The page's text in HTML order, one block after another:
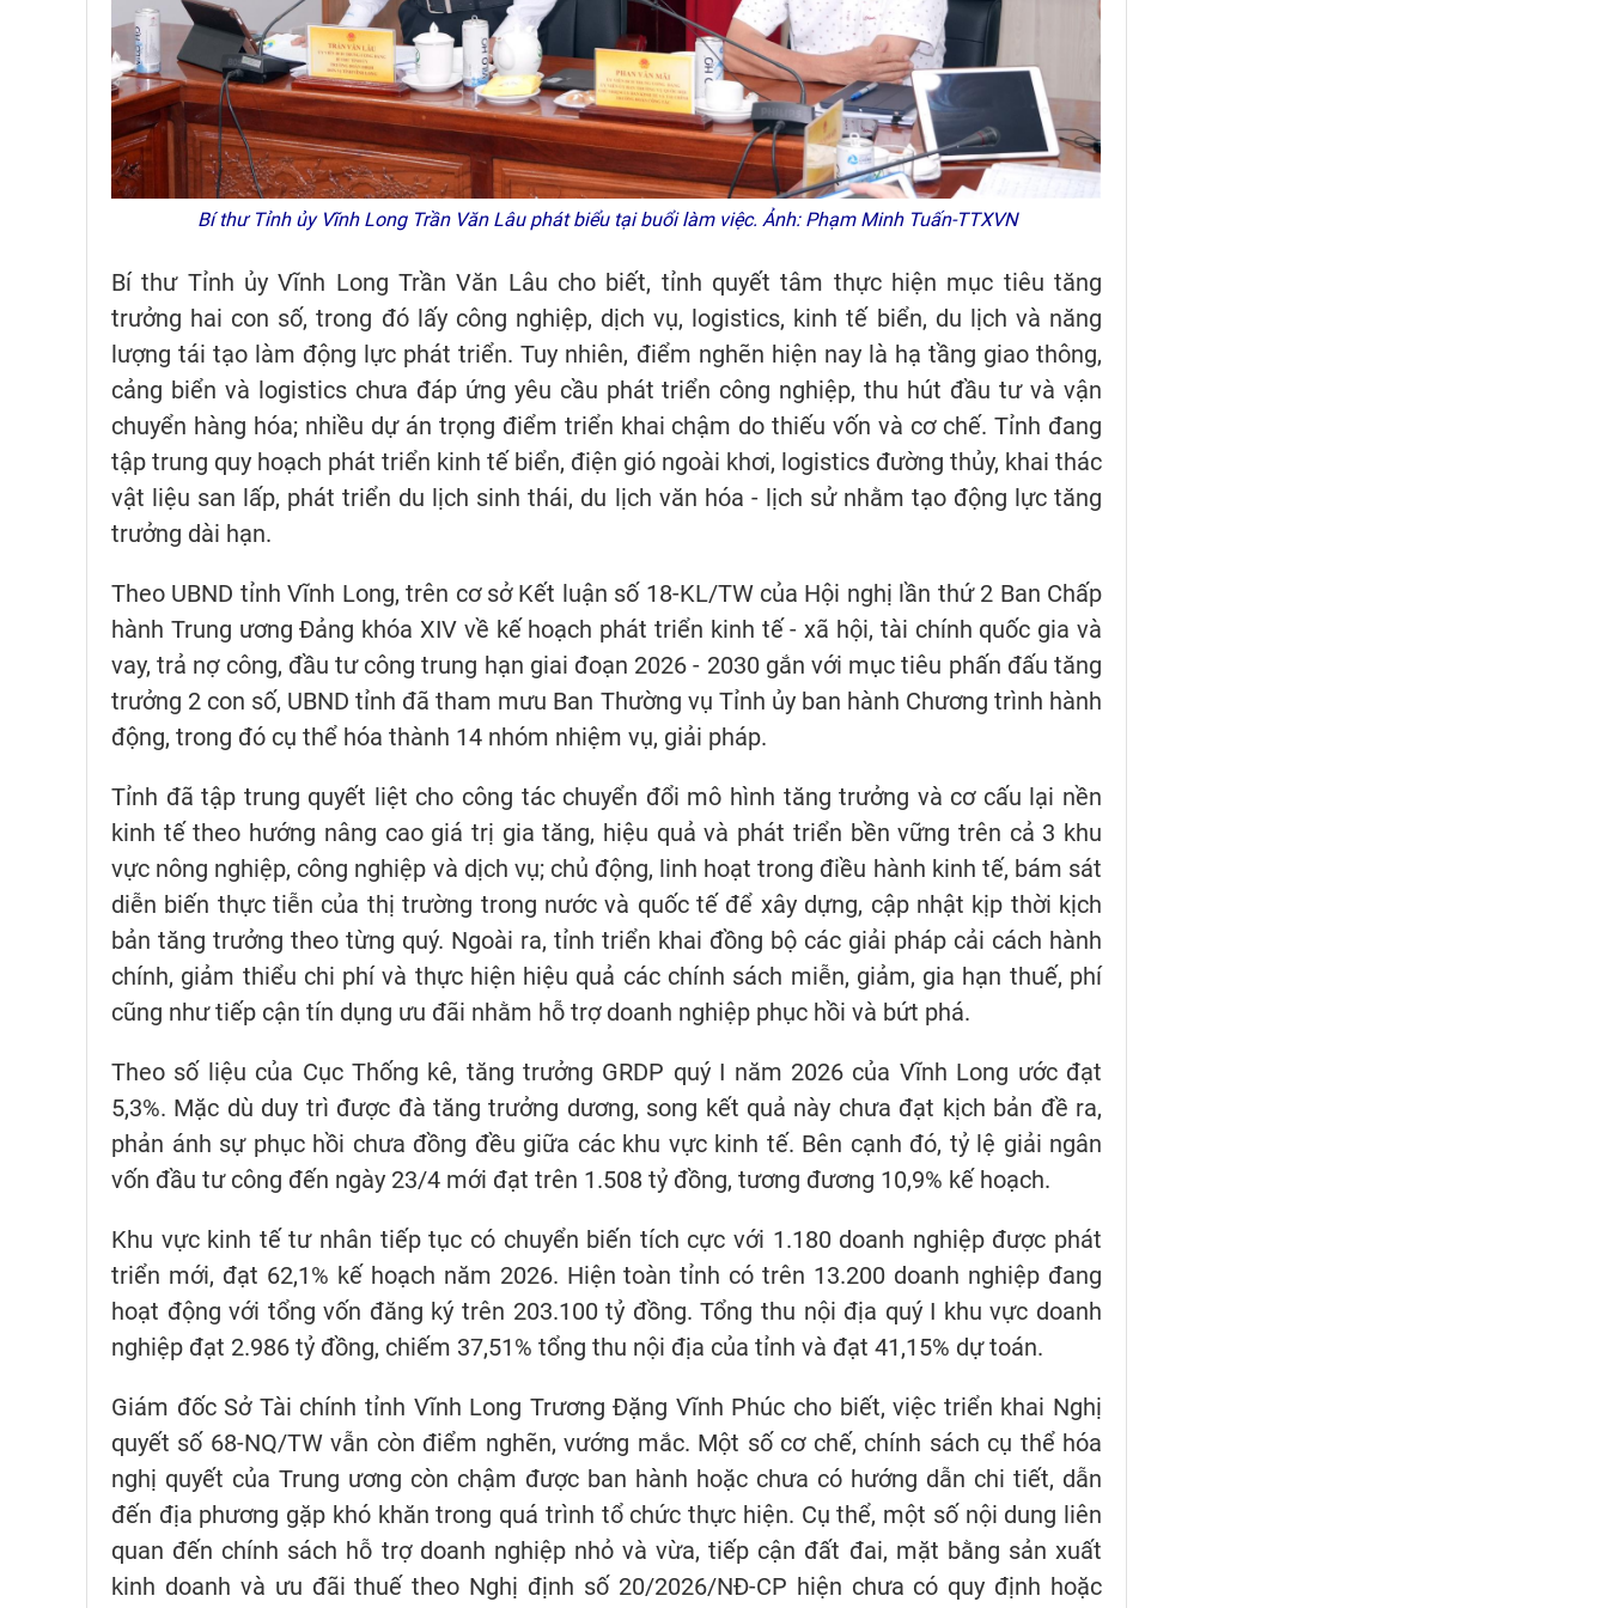
Bí thư Tỉnh ủy Vĩnh Long Trần Văn Lâu phát biểu tại buổi làm việc. Ảnh: Phạm Minh Tuấn-TTXVN
Bí thư Tỉnh ủy Vĩnh Long Trần Văn Lâu cho biết, tỉnh quyết tâm thực hiện mục tiêu tăng
trưởng hai con số, trong đó lấy công nghiệp, dịch vụ, logistics, kinh tế biển, du lịch và năng
lượng tái tạo làm động lực phát triển. Tuy nhiên, điểm nghẽn hiện nay là hạ tầng giao thông,
cảng biển và logistics chưa đáp ứng yêu cầu phát triển công nghiệp, thu hút đầu tư và vận
chuyển hàng hóa; nhiều dự án trọng điểm triển khai chậm do thiếu vốn và cơ chế. Tỉnh đang
tập trung quy hoạch phát triển kinh tế biển, điện gió ngoài khơi, logistics đường thủy, khai thác
vật liệu san lấp, phát triển du lịch sinh thái, du lịch văn hóa - lịch sử nhằm tạo động lực tăng
trưởng dài hạn.
Theo UBND tỉnh Vĩnh Long, trên cơ sở Kết luận số 18-KL/TW của Hội nghị lần thứ 2 Ban Chấp
hành Trung ương Đảng khóa XIV về kế hoạch phát triển kinh tế - xã hội, tài chính quốc gia và
vay, trả nợ công, đầu tư công trung hạn giai đoạn 2026 - 2030 gắn với mục tiêu phấn đấu tăng
trưởng 2 con số, UBND tỉnh đã tham mưu Ban Thường vụ Tỉnh ủy ban hành Chương trình hành
động, trong đó cụ thể hóa thành 14 nhóm nhiệm vụ, giải pháp.
Tỉnh đã tập trung quyết liệt cho công tác chuyển đổi mô hình tăng trưởng và cơ cấu lại nền
kinh tế theo hướng nâng cao giá trị gia tăng, hiệu quả và phát triển bền vững trên cả 3 khu
vực nông nghiệp, công nghiệp và dịch vụ; chủ động, linh hoạt trong điều hành kinh tế, bám sát
diễn biến thực tiễn của thị trường trong nước và quốc tế để xây dựng, cập nhật kịp thời kịch
bản tăng trưởng theo từng quý. Ngoài ra, tỉnh triển khai đồng bộ các giải pháp cải cách hành
chính, giảm thiểu chi phí và thực hiện hiệu quả các chính sách miễn, giảm, gia hạn thuế, phí
cũng như tiếp cận tín dụng ưu đãi nhằm hỗ trợ doanh nghiệp phục hồi và bứt phá.
Theo số liệu của Cục Thống kê, tăng trưởng GRDP quý I năm 2026 của Vĩnh Long ước đạt
5,3%. Mặc dù duy trì được đà tăng trưởng dương, song kết quả này chưa đạt kịch bản đề ra,
phản ánh sự phục hồi chưa đồng đều giữa các khu vực kinh tế. Bên cạnh đó, tỷ lệ giải ngân
vốn đầu tư công đến ngày 23/4 mới đạt trên 1.508 tỷ đồng, tương đương 10,9% kế hoạch.
Khu vực kinh tế tư nhân tiếp tục có chuyển biến tích cực với 1.180 doanh nghiệp được phát
triển mới, đạt 62,1% kế hoạch năm 2026. Hiện toàn tỉnh có trên 13.200 doanh nghiệp đang
hoạt động với tổng vốn đăng ký trên 203.100 tỷ đồng. Tổng thu nội địa quý I khu vực doanh
nghiệp đạt 2.986 tỷ đồng, chiếm 37,51% tổng thu nội địa của tỉnh và đạt 41,15% dự toán.
Giám đốc Sở Tài chính tỉnh Vĩnh Long Trương Đặng Vĩnh Phúc cho biết, việc triển khai Nghị
quyết số 68-NQ/TW vẫn còn điểm nghẽn, vướng mắc. Một số cơ chế, chính sách cụ thể hóa
nghị quyết của Trung ương còn chậm được ban hành hoặc chưa có hướng dẫn chi tiết, dẫn
đến địa phương gặp khó khăn trong quá trình tổ chức thực hiện. Cụ thể, một số nội dung liên
quan đến chính sách hỗ trợ doanh nghiệp nhỏ và vừa, tiếp cận đất đai, mặt bằng sản xuất
kinh doanh và ưu đãi thuế theo Nghị định số 20/2026/NĐ-CP hiện chưa có quy định hoặc